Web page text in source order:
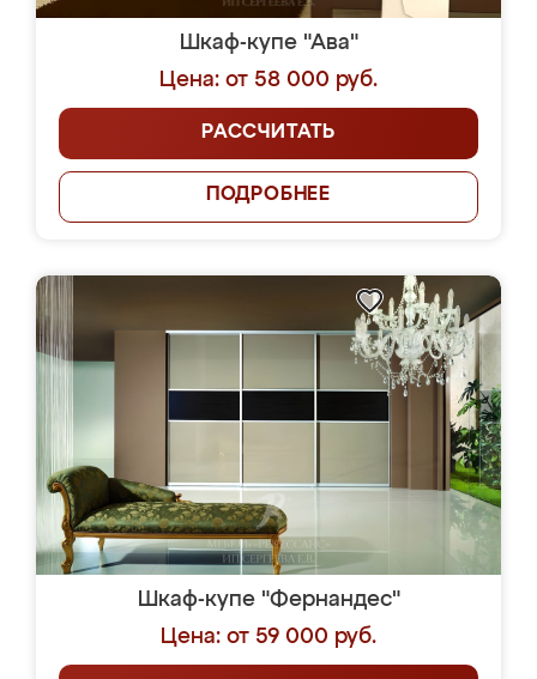
Шкаф-купе "Ава"
Цена: от 58 000 руб.
РАССЧИТАТЬ
ПОДРОБНЕЕ
Шкаф-купе "Фернандес"
Цена: от 59 000 руб.